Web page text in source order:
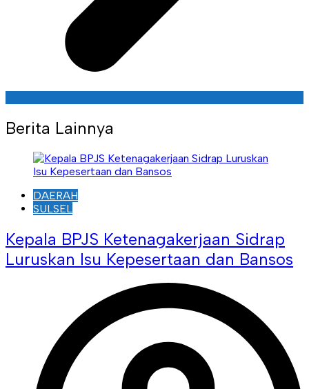
Berita Lainnya
DAERAH
SULSEL
Kepala BPJS Ketenagakerjaan Sidrap
Luruskan Isu Kepesertaan dan Bansos